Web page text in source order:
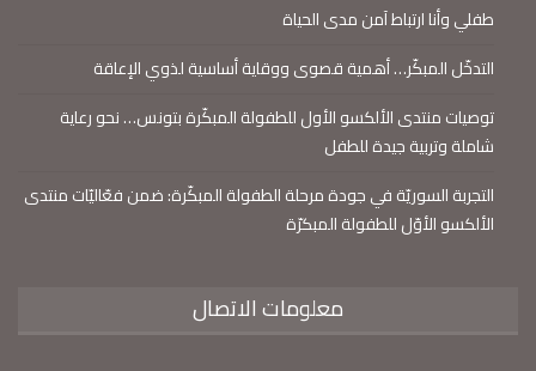
طفلي وأنا ارتباط آمن مدى الحياة
التدخّل المبكّر… أهمية قصوى ووقاية أساسية لذوي الإعاقة
توصيات منتدى الألكسو الأول للطفولة المبكّرة بتونس… نحو رعاية
شاملة وتربية جيدة للطفل
التجربة السوريّة في جودة مرحلة الطفولة المبكّرة: ضمن فعّاليّات منتدى
الألكسو الأوّل للطفولة المبكرّة
معلومات الاتصال